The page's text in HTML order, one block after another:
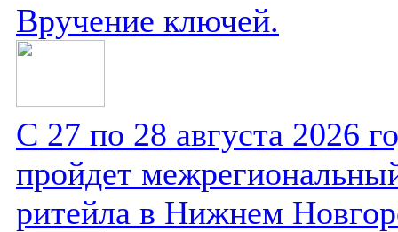
Вручение ключей.
С 27 по 28 августа 2026
пройдет
ритейла в Нижнем